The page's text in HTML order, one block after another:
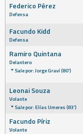
Federico Pérez
Defensa
Facundo Kidd
Defensa
Ramiro Quintana
Delantero
Sale por: Jorge Graví (80')
Leonai Souza
Volante
Sale por: Elías Umeres (83')
Facundo Píriz
Volante